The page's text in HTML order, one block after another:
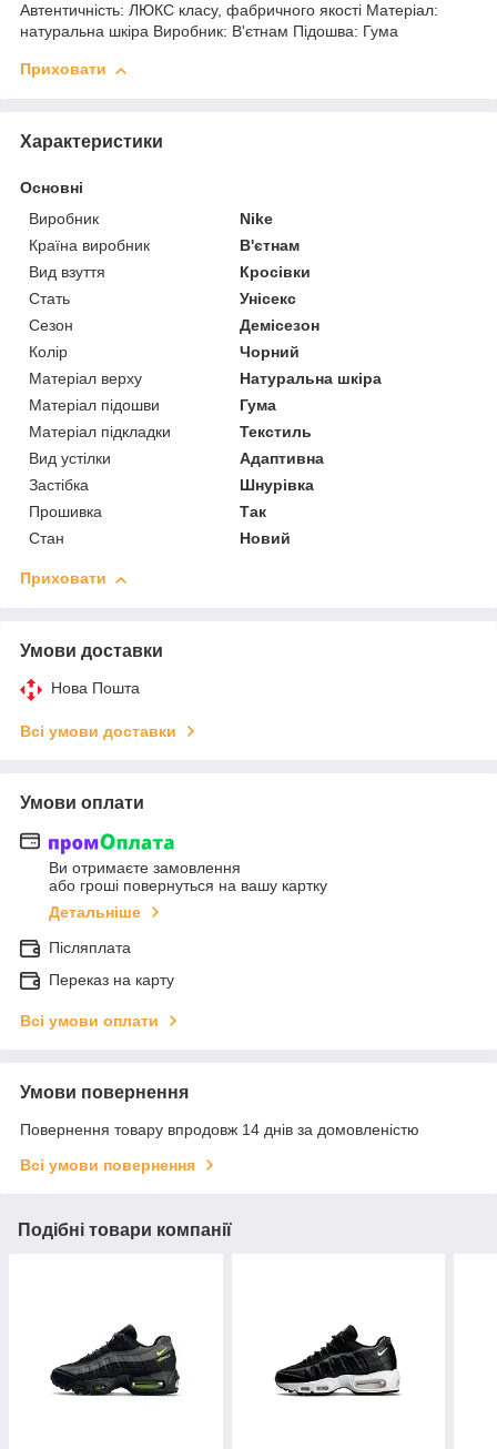
Автентичність: ЛЮКС класу, фабричного якості Матеріал:
натуральна шкіра Виробник: В'єтнам Підошва: Гума
Приховати
Характеристики
Основні
Виробник
Nike
Країна виробник
В'єтнам
Вид взуття
Кросівки
Стать
Унісекс
Сезон
Демісезон
Колір
Чорний
Матеріал верху
Натуральна шкіра
Матеріал підошви
Гума
Матеріал підкладки
Текстиль
Вид устілки
Адаптивна
Застібка
Шнурівка
Прошивка
Так
Стан
Новий
Приховати
Умови доставки
Нова Пошта
Всі умови доставки
Умови оплати
Ви отримаєте замовлення
або гроші повернуться на вашу картку
Детальніше
Післяплата
Переказ на карту
Всі умови оплати
Умови повернення
Повернення товару впродовж 14 днів за домовленістю
Всі умови повернення
Подібні товари компанії